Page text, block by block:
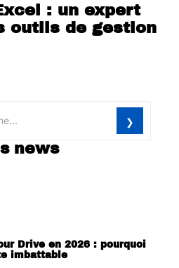
: un expert
outils de gestion
news
Drive en 2026 : pourquoi
imbattable